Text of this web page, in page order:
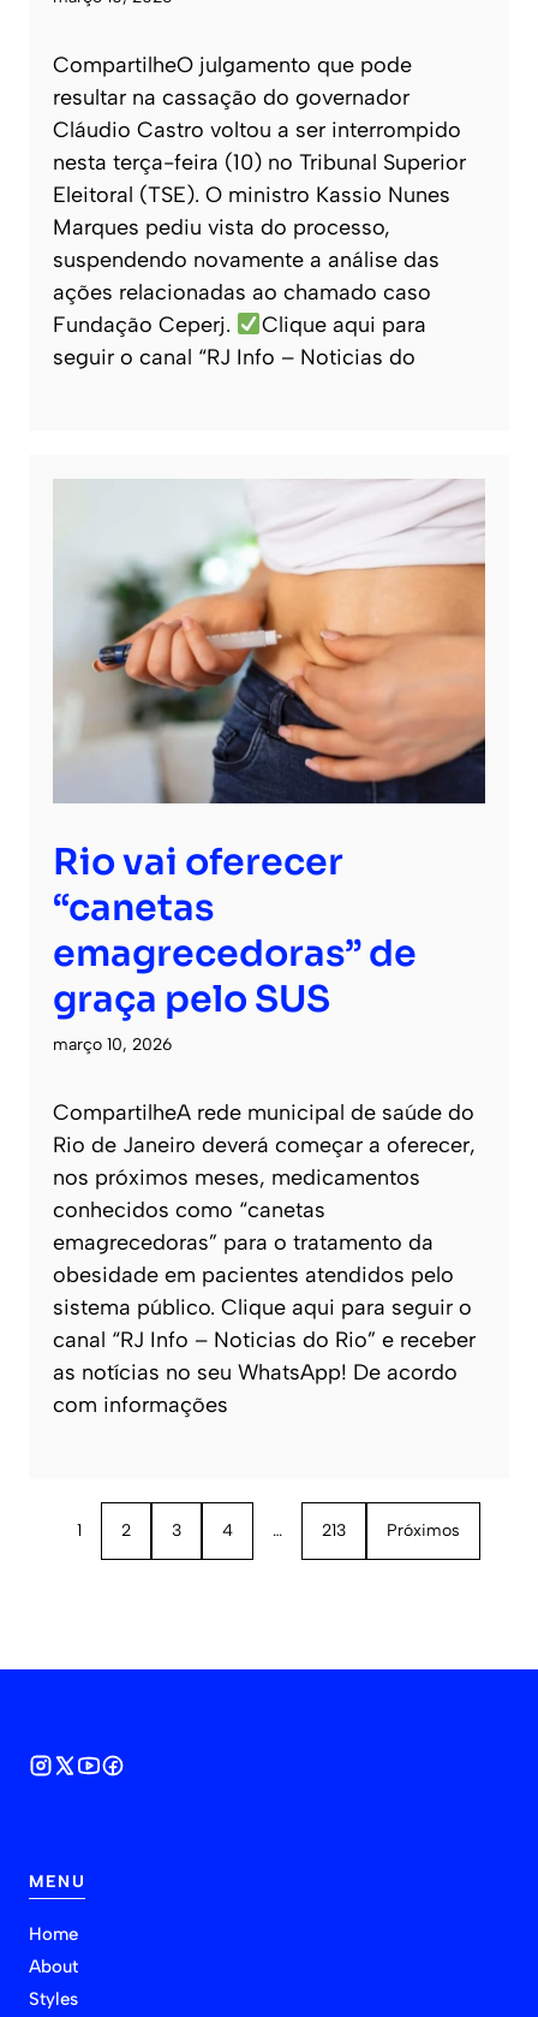
CompartilheO julgamento que pode
resultar na cassação do governador
Cláudio Castro voltou a ser interrompido
nesta terça-feira (10) no Tribunal Superior
Eleitoral (TSE). O ministro Kassio Nunes
Marques pediu vista do processo,
suspendendo novamente a análise das
ações relacionadas ao chamado caso
Fundação Ceperj.
Clique aqui para
seguir o canal “RJ Info – Noticias do
Rio vai oferecer
“canetas
emagrecedoras” de
graça pelo SUS
março 10, 2026
CompartilheA rede municipal de saúde do
Rio de Janeiro deverá começar a oferecer,
nos próximos meses, medicamentos
conhecidos como “canetas
emagrecedoras” para o tratamento da
obesidade em pacientes atendidos pelo
sistema público. Clique aqui para seguir o
canal “RJ Info – Noticias do Rio” e receber
as notícias no seu WhatsApp! De acordo
com informações
1 2 3 4 … 213 Próximos
MENU
Home
About
Styles